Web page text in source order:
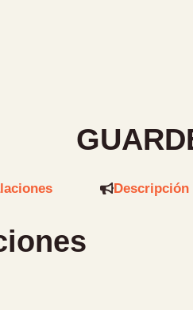
Descripción